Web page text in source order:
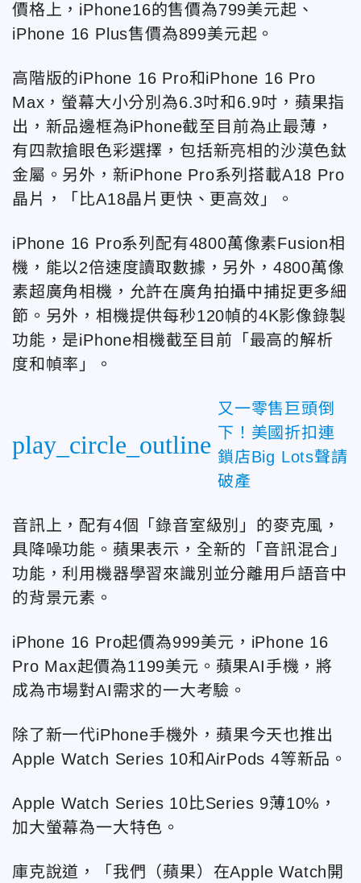
價格上，iPhone16的售價為799美元起、
iPhone 16 Plus售價為899美元起。
高階版的iPhone 16 Pro和iPhone 16 Pro
Max，螢幕大小分別為6.3吋和6.9吋，蘋果指
出，新品邊框為iPhone截至目前為止最薄，
有四款搶眼色彩選擇，包括新亮相的沙漠色鈦
金屬。另外，新iPhone Pro系列搭載A18 Pro
晶片，「比A18晶片更快、更高效」。
iPhone 16 Pro系列配有4800萬像素Fusion相
機，能以2倍速度讀取數據，另外，4800萬像
素超廣角相機，允許在廣角拍攝中捕捉更多細
節。另外，相機提供每秒120幀的4K影像錄製
功能，是iPhone相機截至目前「最高的解析
度和幀率」。
play_circle_outline
又一零售巨頭倒
下！美國折扣連
鎖店Big Lots聲請
破產
音訊上，配有4個「錄音室級別」的麥克風，
具降噪功能。蘋果表示，全新的「音訊混合」
功能，利用機器學習來識別並分離用戶語音中
的背景元素。
iPhone 16 Pro起價為999美元，iPhone 16
Pro Max起價為1199美元。蘋果AI手機，將
成為市場對AI需求的一大考驗。
除了新一代iPhone手機外，蘋果今天也推出
Apple Watch Series 10和AirPods 4等新品。
Apple Watch Series 10比Series 9薄10%，
加大螢幕為一大特色。
庫克說道，「我們（蘋果）在Apple Watch開